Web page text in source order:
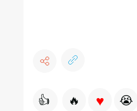
👍 🔥 ♥ 😭